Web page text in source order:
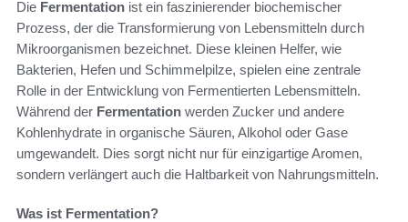
Die Fermentation ist ein faszinierender biochemischer
Prozess, der die Transformierung von Lebensmitteln durch
Mikroorganismen bezeichnet. Diese kleinen Helfer, wie
Bakterien, Hefen und Schimmelpilze, spielen eine zentrale
Rolle in der Entwicklung von Fermentierten Lebensmitteln.
Während der Fermentation werden Zucker und andere
Kohlenhydrate in organische Säuren, Alkohol oder Gase
umgewandelt. Dies sorgt nicht nur für einzigartige Aromen,
sondern verlängert auch die Haltbarkeit von Nahrungsmitteln.
Was ist Fermentation?